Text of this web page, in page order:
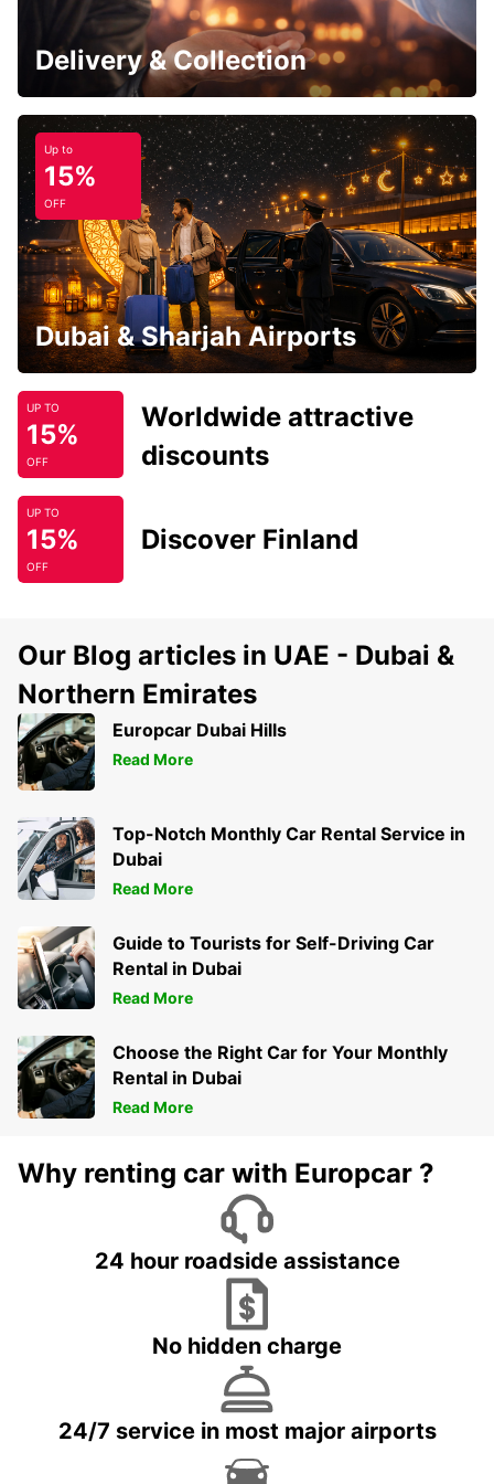
Delivery & Collection
Up to
15%
OFF
Dubai & Sharjah Airports
UP TO
15%
OFF
Worldwide attractive
discounts
UP TO
15%
OFF
Discover Finland
Our Blog articles in UAE - Dubai &
Northern Emirates
Europcar Dubai Hills
Read More
Top-Notch Monthly Car Rental Service in
Dubai
Read More
Guide to Tourists for Self-Driving Car
Rental in Dubai
Read More
Choose the Right Car for Your Monthly
Rental in Dubai
Read More
Why renting car with Europcar ?
24 hour roadside assistance
No hidden charge
24/7 service in most major airports